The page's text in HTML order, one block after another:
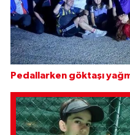
Pedallarken göktaşı